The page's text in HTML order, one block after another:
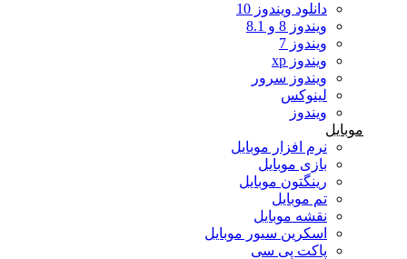
دانلود ویندوز 10
ویندوز 8 و 8.1
ویندوز 7
ویندوز xp
ویندوز سرور
لینوکس
ویندوز
موبایل
نرم افزار موبایل
بازی موبایل
رینگتون موبایل
تم موبایل
نقشه موبایل
اسکرین سیور موبایل
پاکت پی سی